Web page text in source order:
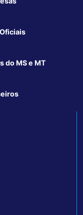
do MS e MT